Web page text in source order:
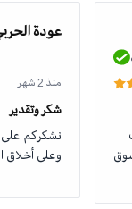
عودة
منذ 2 شهر
شكر وتقدير
نشكركم
وعلى أخلاق